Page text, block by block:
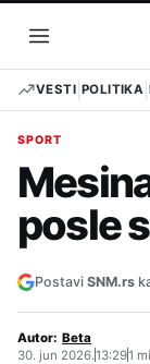
sadržaj
Otvori
meni
VESTI POLITIKA
SPORT
posle
Postavi SNM.rs
Autor: Beta
30. jun 2026.13:291